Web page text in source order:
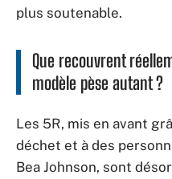
plus soutenable.
Que recouvrent
modèle pèse autant ?
Les 5R, mis en avant
déchet et à des
Bea Johnson, sont